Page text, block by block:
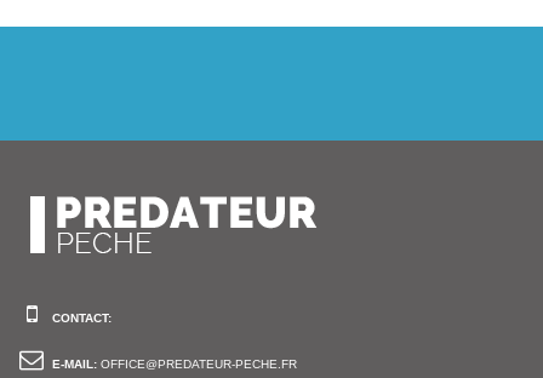
CONTACT:
E-MAIL: OFFICE@PREDATEUR-PECHE.FR